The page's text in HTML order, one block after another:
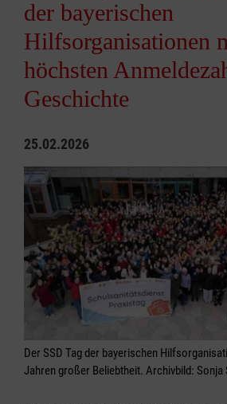
der bayerischen
Hilfsorganisationen
höchsten
Geschichte
25.02.2026
Der SSD Tag der bayerischen
Jahren großer Beliebtheit. Archivbild: Sonja